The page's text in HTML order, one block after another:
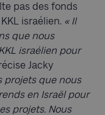
pas des fonds
israélien. « Il
que nous
israélien pour
Jacky
projets que nous
en Israël pour
projets. Nous